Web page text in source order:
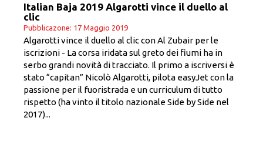
Italian Baja 2019 Algarotti vince il duello al
clic
Pubblicazone: 17 Maggio 2019
Algarotti vince il duello al clic con Al Zubair per le
iscrizioni - La corsa iridata sul greto dei fiumi ha in
serbo grandi novità di tracciato. Il primo a iscriversi è
stato “capitan” Nicolò Algarotti, pilota easyJet con la
passione per il fuoristrada e un curriculum di tutto
rispetto (ha vinto il titolo nazionale Side by Side nel
2017)...